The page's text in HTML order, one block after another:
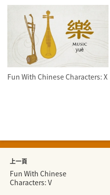
Fun With Chinese Characters: X
上一頁
Fun With Chinese
Characters: V